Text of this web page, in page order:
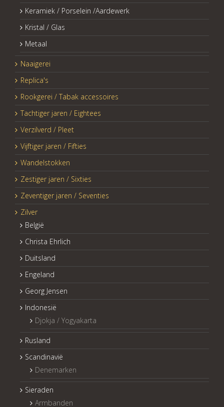
Keramiek / Porselein /Aardewerk
Kristal / Glas
Metaal
Naaigerei
Replica's
Rookgerei / Tabak accessoires
Tachtiger jaren / Eightees
Verzilverd / Pleet
Vijftiger jaren / Fifties
Wandelstokken
Zestiger jaren / Sixties
Zeventiger jaren / Seventies
Zilver
België
Christa Ehrlich
Duitsland
Engeland
Georg Jensen
Indonesië
Djokja / Yogyakarta
Rusland
Scandinavië
Denemarken
Sieraden
Armbanden